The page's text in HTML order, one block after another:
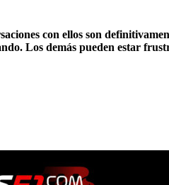
con ellos son
Los demás pueden estar